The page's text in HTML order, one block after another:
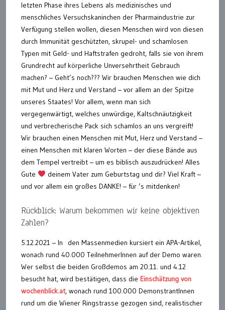
letzten Phase ihres Lebens als medizinisches und
menschliches Versuchskaninchen der Pharmaindustrie zur
Verfügung stellen wollen, diesen Menschen wird von diesen
durch Immunität geschützten, skrupel- und schamlosen
Typen mit Geld- und Haftstrafen gedroht, falls sie von ihrem
Grundrecht auf körperliche Unversehrtheit Gebrauch
machen? – Geht’s noch??? Wir brauchen Menschen wie dich
mit Mut und Herz und Verstand – vor allem an der Spitze
unseres Staates! Vor allem, wenn man sich
vergegenwärtigt, welches unwürdige, Kaltschnäutzigkeit
und verbrecherische Pack sich schamlos an uns vergreift!
Wir brauchen einen Menschen mit Mut, Herz und Verstand –
einen Menschen mit klaren Worten – der diese Bände aus
dem Tempel vertreibt – um es biblisch auszudrücken! Alles
Gute
deinem Vater zum Geburtstag und dir? Viel Kraft –
und vor allem ein großes DANKE! – für ’s mitdenken!
Rückblick: Warum bekommen wir keine objektiven
Zahlen?
5.12.2021 – In den Massenmedien kursiert ein APA-Artikel,
wonach rund 40.000 TeilnehmerInnen auf der Demo waren.
Wer selbst die beiden Großdemos am 20.11. und 4.12
besucht hat, wird bestätigen, dass die Einschätzung von
wochenblick.at, wonach rund 100.000 DemonstrantInnen
rund um die Wiener Ringstrasse gezogen sind, realistischer